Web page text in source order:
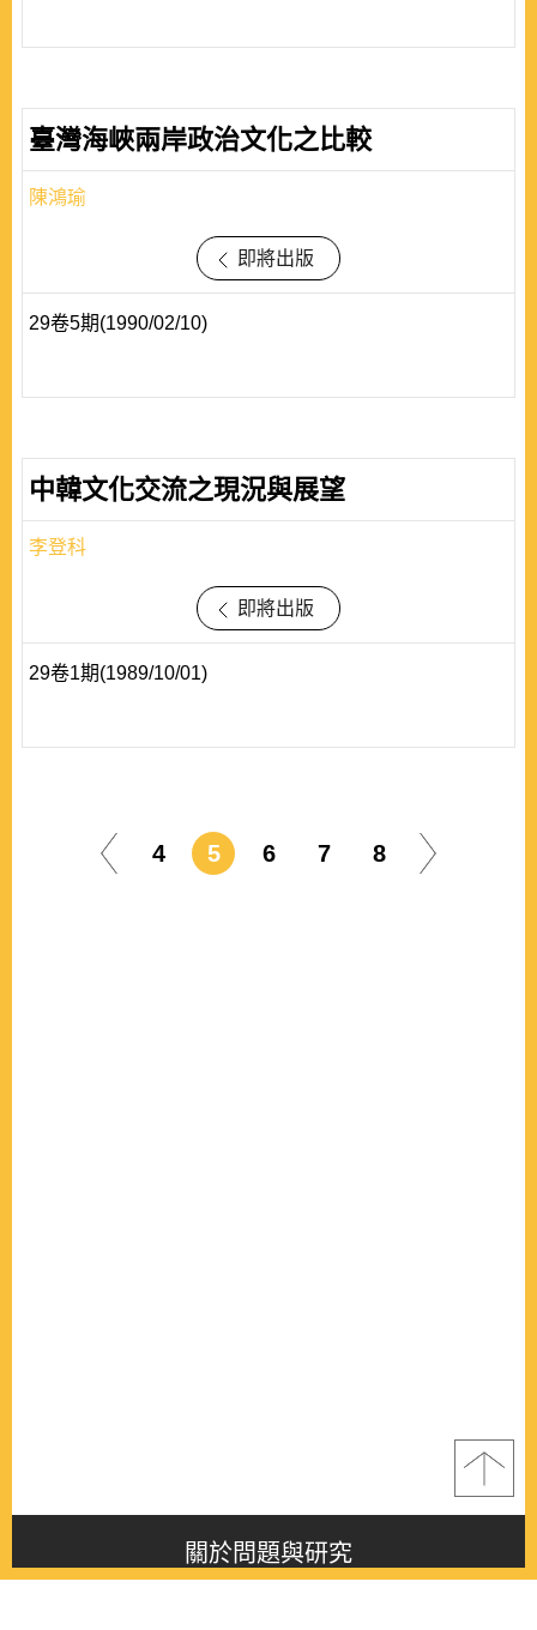
臺灣海峽兩岸政治文化之比較
陳鴻瑜
即將出版
29卷5期(1990/02/10)
中韓文化交流之現況與展望
李登科
即將出版
29卷1期(1989/10/01)
4 5 6 7 8
關於問題與研究
About this journal